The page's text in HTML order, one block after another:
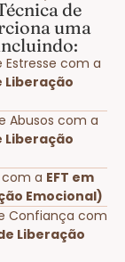
de
uma
Estresse com a
Liberação
Abusos com a
Liberação
com a EFT em
Emocional)
Confiança com
Liberação